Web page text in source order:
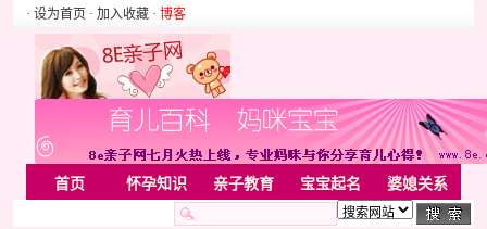
· 设为首页 · 加入收藏 · 博客
首页 怀孕知识 亲子教育 宝宝起名 婆媳关系
胎教音乐 家居 亲子游戏